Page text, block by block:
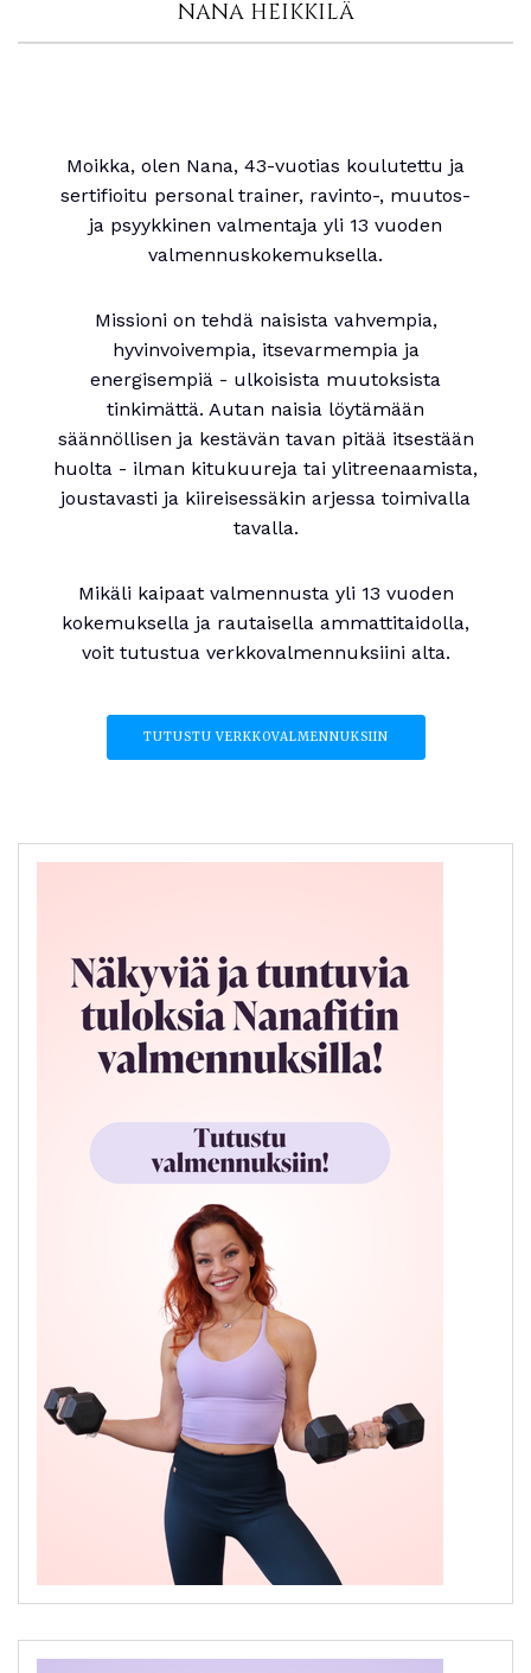
NANA HEIKKILÄ
Moikka, olen Nana, 43-vuotias koulutettu ja
sertifioitu personal trainer, ravinto-, muutos-
ja psyykkinen valmentaja yli 13 vuoden
valmennuskokemuksella.
Missioni on tehdä naisista vahvempia,
hyvinvoivempia, itsevarmempia ja
energisempiä - ulkoisista muutoksista
tinkimättä. Autan naisia löytämään
säännöllisen ja kestävän tavan pitää itsestään
huolta - ilman kitukuureja tai ylitreenaamista,
joustavasti ja kiireisessäkin arjessa toimivalla
tavalla.
Mikäli kaipaat valmennusta yli 13 vuoden
kokemuksella ja rautaisella ammattitaidolla,
voit tutustua verkkovalmennuksiini alta.
TUTUSTU VERKKOVALMENNUKSIIN